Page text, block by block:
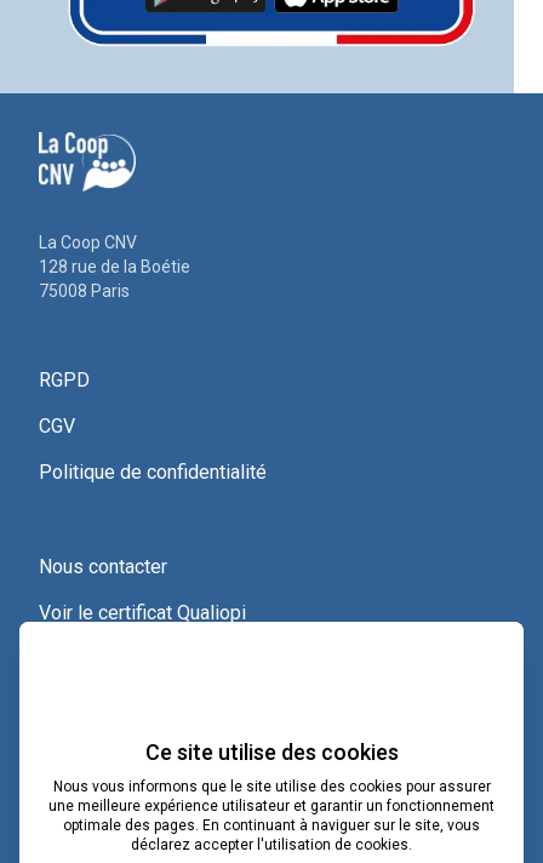
La Coop CNV
128 rue de la Boétie
75008 Paris
RGPD
CGV
Politique de confidentialité
Nous contacter
Voir le certificat Qualiopi
contact@lacoopcnv.com
Ce site utilise des cookies
Nous vous informons que le site utilise des cookies pour assurer
une meilleure expérience utilisateur et garantir un fonctionnement
optimale des pages. En continuant à naviguer sur le site, vous
déclarez accepter l'utilisation de cookies.